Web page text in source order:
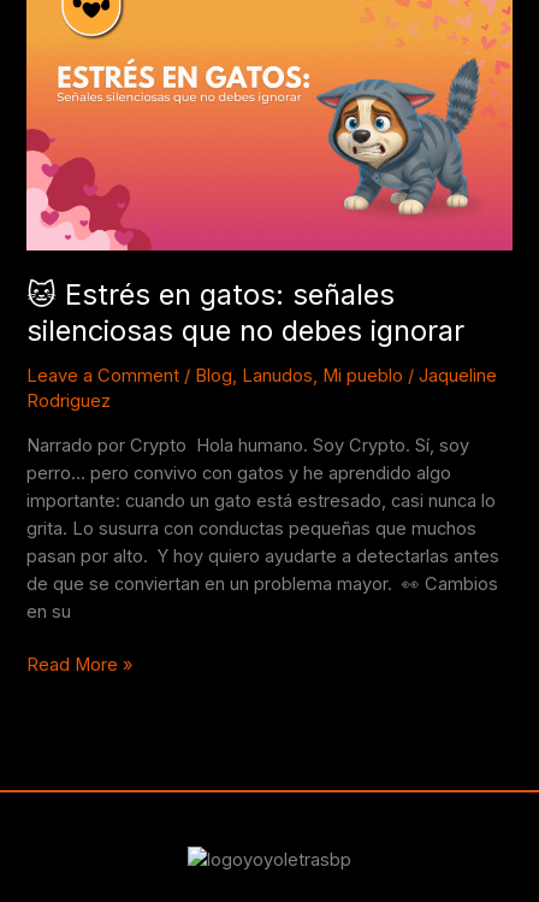
🐱 Estrés en gatos: señales
silenciosas que no debes ignorar
Leave a Comment / Blog, Lanudos, Mi pueblo /Jaqueline
Rodriguez
Narrado por Crypto Hola humano. Soy Crypto. Sí, soy
perro… pero convivo con gatos y he aprendido algo
importante: cuando un gato está estresado, casi nunca lo
grita. Lo susurra con conductas pequeñas que muchos
pasan por alto. Y hoy quiero ayudarte a detectarlas antes
de que se conviertan en un problema mayor. 👀 Cambios
en su
señales
silenciosas
que
no
debes
ignorar
Read More »